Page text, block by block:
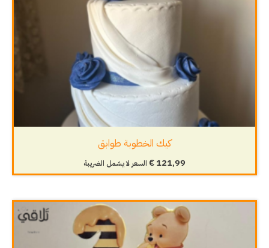
كيك الخطوبة طوابق
€121,99 السعر لا يشمل الضريبة